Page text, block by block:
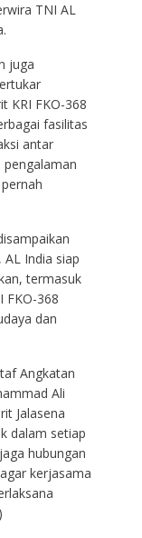
TNI AL
juga
KRI FKO-368
fasilitas
antar
India siap
termasuk
FKO-368
dan
Angkatan
Ali
Jalasena
dalam setiap
hubungan
kerjasama